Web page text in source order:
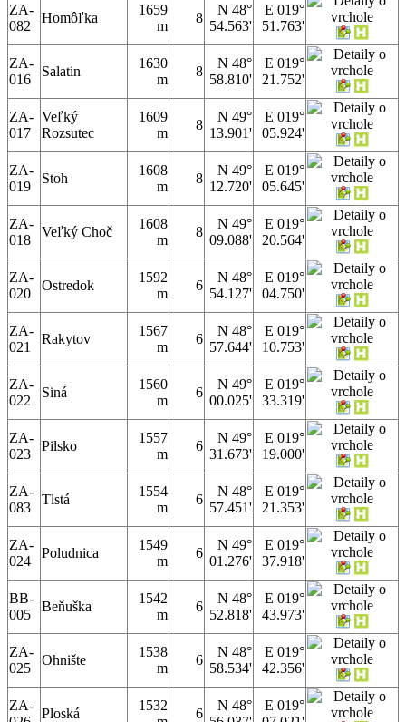
ZA-
082
Homôľka
1659
m
8
N 48°
54.563'
E 019°
51.763'
ZA-
016
Salatin
1630
m
8
N 48°
58.810'
E 019°
21.752'
ZA-
017
Veľký
Rozsutec
1609
m
8
N 49°
13.901'
E 019°
05.924'
ZA-
019
Stoh
1608
m
8
N 49°
12.720'
E 019°
05.645'
ZA-
018
Veľký Choč
1608
m
8
N 49°
09.088'
E 019°
20.564'
ZA-
020
Ostredok
1592
m
6
N 48°
54.127'
E 019°
04.750'
ZA-
021
Rakytov
1567
m
6
N 48°
57.644'
E 019°
10.753'
ZA-
022
Siná
1560
m
6
N 49°
00.025'
E 019°
33.319'
ZA-
023
Pilsko
1557
m
6
N 49°
31.673'
E 019°
19.000'
ZA-
083
Tlstá
1554
m
6
N 48°
57.451'
E 019°
21.353'
ZA-
024
Poludnica
1549
m
6
N 49°
01.276'
E 019°
37.918'
BB-
005
Beňuška
1542
m
6
N 48°
52.818'
E 019°
43.973'
ZA-
025
Ohnište
1538
m
6
N 48°
58.534'
E 019°
42.356'
ZA-
Ploská
1532
6
N 48°
E 019°